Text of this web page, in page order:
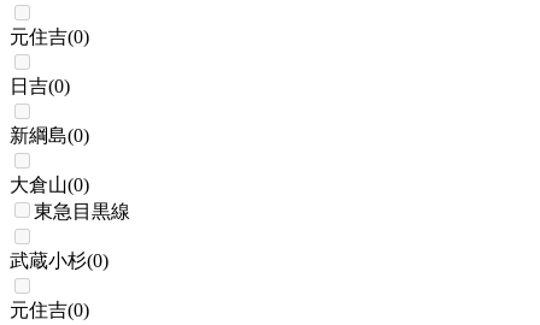
元住吉(0)
日吉(0)
新綱島(0)
大倉山(0)
東急目黒線
武蔵小杉(0)
元住吉(0)